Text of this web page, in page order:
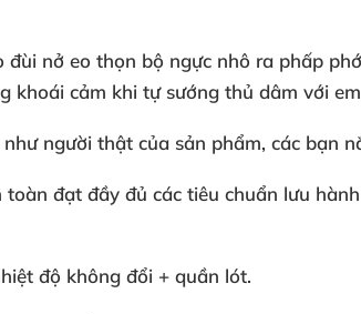
nở eo thọn bộ ngực nhô ra phấp
khoái cảm khi tự sướng thủ dâm với
người thật của sản phẩm, các bạn
toàn đạt đầy đủ các tiêu chuẩn lưu
độ không đổi + quần lót.